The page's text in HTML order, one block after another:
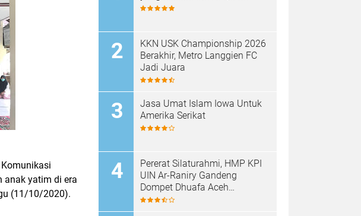
anak yatim di era
(11/10/2020).
KKN USK Championship 2026
Berakhir, Metro Langgien FC
Jadi Juara
Jasa Umat Islam Iowa Untuk
Amerika Serikat
Pererat Silaturahmi, HMP KPI
UIN Ar-Raniry Gandeng
Dompet Dhuafa Aceh
Sukseskan Communication